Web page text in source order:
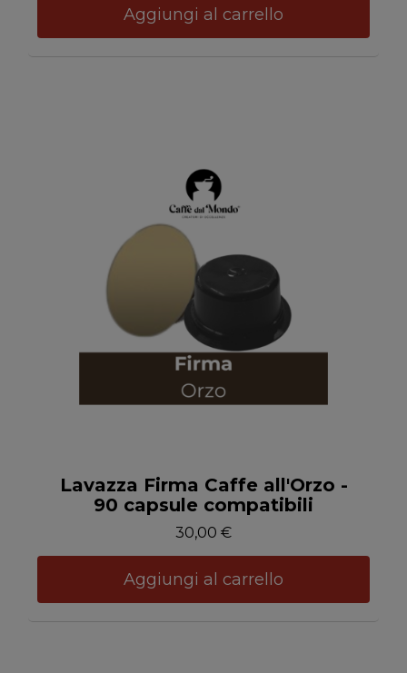
Aggiungi al carrello
Anteprima
Lavazza Firma Caffe all'Orzo -
90 capsule compatibili
30,00 €
Aggiungi al carrello